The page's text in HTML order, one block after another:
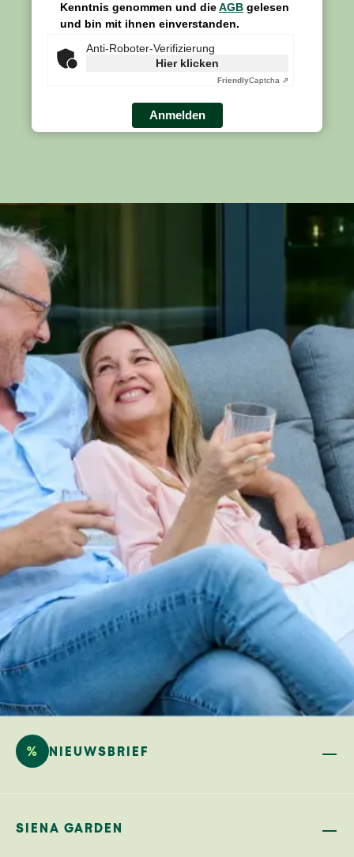
Kenntnis genommen und dieAGB gelesen
und bin mit ihnen einverstanden.
Anti-Roboter-Verifizierung
Hier klicken
FriendlyCaptcha ⇗
Anmelden
% NIEUWSBRIEF
SIENA GARDEN